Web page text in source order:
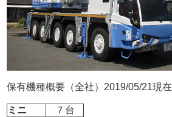
保有機種概要（全社）2019/05/21現在
ミニ
７台